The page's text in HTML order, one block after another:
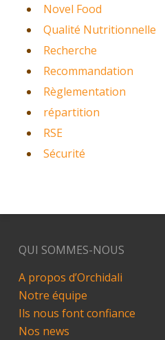
Novel Food
Qualité Nutritionnelle
Recherche
Recommandation
Règlementation
répartition
RSE
Sécurité
QUI SOMMES-NOUS
A propos d’Orchidali
Notre équipe
Ils nous font confiance
Nos news